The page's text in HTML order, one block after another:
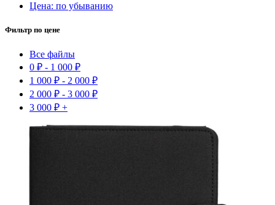
Цена: по убыванию
Фильтр по цене
Все файлы
0 ₽ - 1 000 ₽
1 000 ₽ - 2 000 ₽
2 000 ₽ - 3 000 ₽
3 000 ₽ +